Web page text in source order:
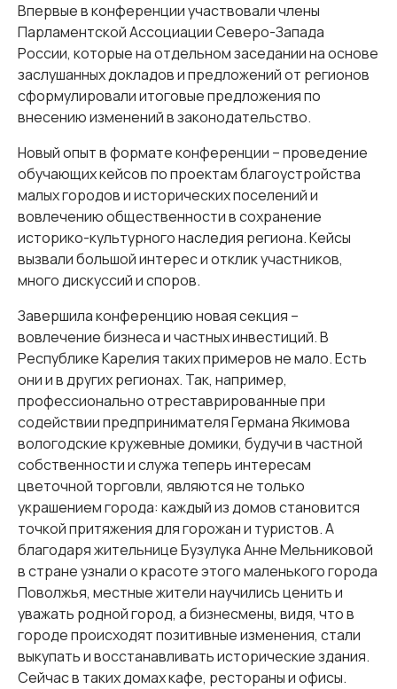
Впервые в конференции участвовали члены
Парламентской Ассоциации Северо-Запада
России, которые на отдельном заседании на основе
заслушанных докладов и предложений от регионов
сформулировали итоговые предложения по
внесению изменений в законодательство.
Новый опыт в формате конференции – проведение
обучающих кейсов по проектам благоустройства
малых городов и исторических поселений и
вовлечению общественности в сохранение
историко-культурного наследия региона. Кейсы
вызвали большой интерес и отклик участников,
много дискуссий и споров.
Завершила конференцию новая секция –
вовлечение бизнеса и частных инвестиций. В
Республике Карелия таких примеров не мало. Есть
они и в других регионах. Так, например,
профессионально отреставрированные при
содействии предпринимателя Германа Якимова
вологодские кружевные домики, будучи в частной
собственности и служа теперь интересам
цветочной торговли, являются не только
украшением города: каждый из домов становится
точкой притяжения для горожан и туристов. А
благодаря жительнице Бузулука Анне Мельниковой
в стране узнали о красоте этого маленького города
Поволжья, местные жители научились ценить и
уважать родной город, а бизнесмены, видя, что в
городе происходят позитивные изменения, стали
выкупать и восстанавливать исторические здания.
Сейчас в таких домах кафе, рестораны и офисы.